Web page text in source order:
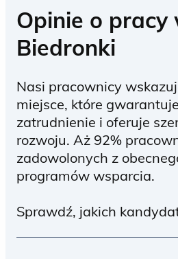
Opinie o pracy
Biedronki
Nasi pracownicy
miejsce, które
zatrudnienie i oferuje
rozwoju. Aż 92%
zadowolonych z
programów wsparcia.
Sprawdź, jakich